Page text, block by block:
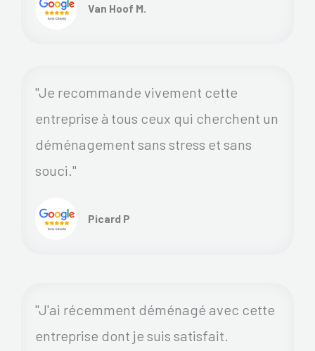
Van Hoof M.
"Je recommande vivement cette
entreprise à tous ceux qui cherchent un
déménagement sans stress et sans
souci."
Picard P
"J'ai récemment déménagé avec cette
entreprise dont je suis satisfait.